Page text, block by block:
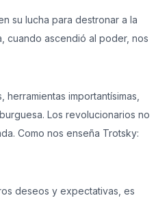
su lucha para destronar a la
cuando ascendió al poder, nos
importantísimas,
Los revolucionarios no
Como nos enseña Trotsky:
deseos y expectativas, es